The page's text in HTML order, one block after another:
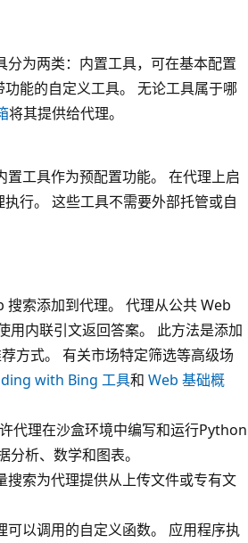
为两类：内置工具，可在基本配置
能的自定义工具。 无论工具属于哪
将其提供给代理。
工具作为预配置功能。 在代理上启
行。 这些工具不需要外部托管或自
搜索添加到代理。 代理从公共 Web
用内联引文返回答案。 此方法是添加
方式。 有关市场特定筛选等高级场
with Bing 工具和 Web 基础概
代理在沙盒环境中编写和运行Python
分析、数学和图表。
搜索为代理提供从上传文件或专有文
可以调用的自定义函数。 应用程序执